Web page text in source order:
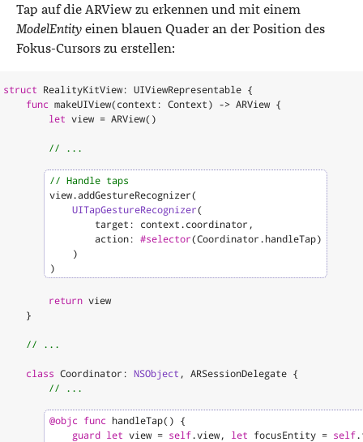
Tap auf die ARView zu erkennen und mit einem
ModelEntity einen blauen Quader an der Position des
Fokus-Cursors zu erstellen:
struct RealityKitView: UIViewRepresentable {
func makeUIView(context : Context) -> ARView {
let view = ARView()
// ...
// Handle taps
view.addGestureRecognizer(
UITapGestureRecognizer(
target : context .coordinator ,
action: #selector(Coordinator .handleTap)
)
)
return view
}
// ...
class Coordinator : NSObject , ARSessionDelegate {
// ...
@objc func handleTap() {
guard let view = self.view, let focusEntity = self.